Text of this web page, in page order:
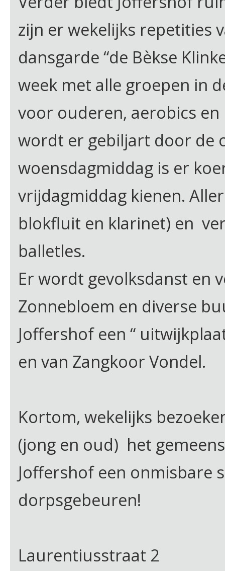
zijn er wekelijks repetities
dansgarde “de Bèkse
week met alle groepen in
voor ouderen, aerobics en
wordt er gebiljart door de
woensdagmiddag is er
vrijdagmiddag kienen.
blokfluit en klarinet) en
balletles.
Er wordt gevolksdanst en
Zonnebloem en diverse
Joffershof een “
en van Zangkoor Vondel.
Kortom, wekelijks
(jong en oud) het
Joffershof een onmisbare
dorpsgebeuren!
Laurentiusstraat 2